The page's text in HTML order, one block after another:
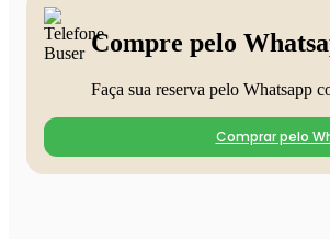
Compre pelo
Faça sua reserva pelo Whatsapp
Comprar pelo